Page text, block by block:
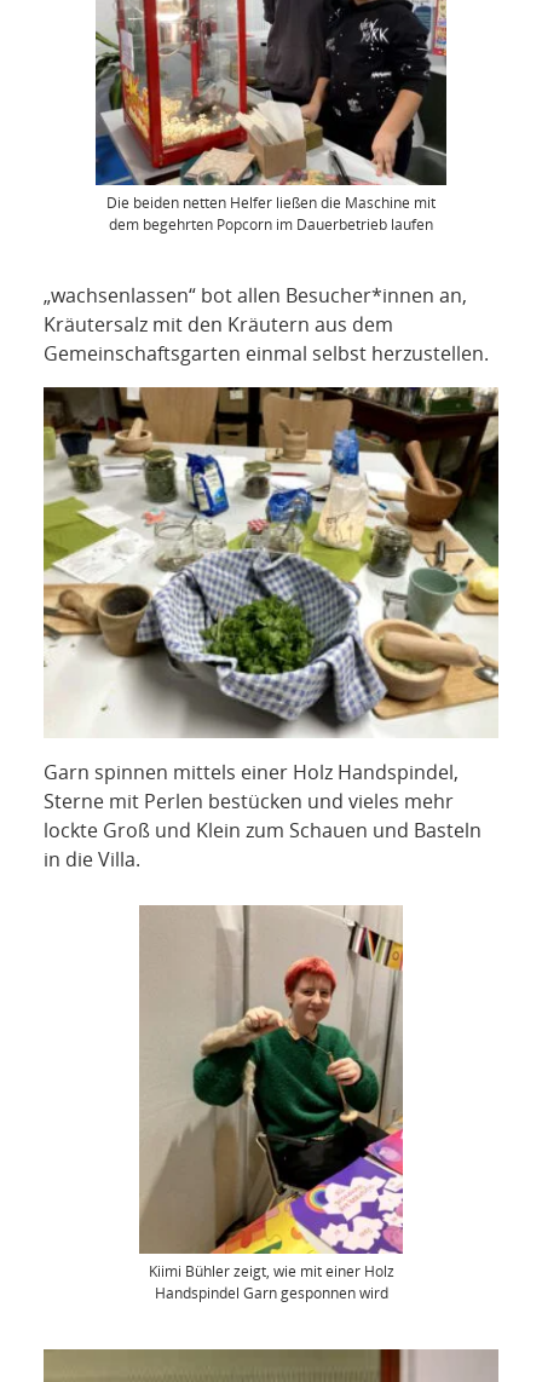
Die beiden netten Helfer ließen die Maschine mit
dem begehrten Popcorn im Dauerbetrieb laufen
„wachsenlassen“ bot allen Besucher*innen an,
Kräutersalz mit den Kräutern aus dem
Gemeinschaftsgarten einmal selbst herzustellen.
Garn spinnen mittels einer Holz Handspindel,
Sterne mit Perlen bestücken und vieles mehr
lockte Groß und Klein zum Schauen und Basteln
in die Villa.
Kiimi Bühler zeigt, wie mit einer Holz
Handspindel Garn gesponnen wird